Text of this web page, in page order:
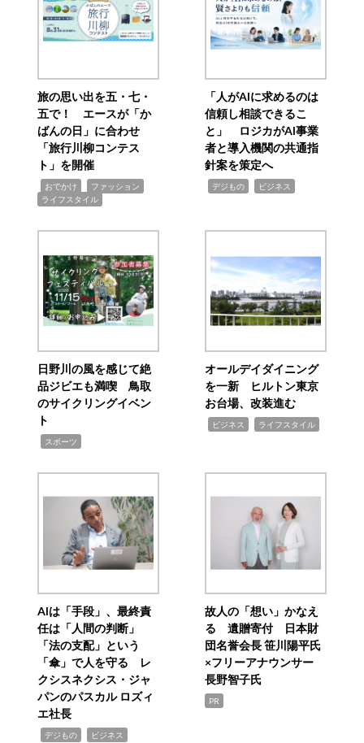
旅の思い出を五・七・
五で！ エースが「か
ばんの日」に合わせ
「旅行川柳コンテス
ト」を開催
おでかけ ファッション
ライフスタイル
「人がAIに求めるのは
信頼し相談できるこ
と」 ロジカがAI事業
者と導入機関の共通指
針案を策定へ
デジもの ビジネス
日野川の風を感じて絶
品ジビエも満喫 鳥取
のサイクリングイベン
ト
スポーツ
オールデイダイニング
を一新 ヒルトン東京
お台場、改装進む
ビジネス ライフスタイル
AIは「手段」、最終責
任は「人間の判断」
「法の支配」という
「傘」で人を守る レ
クシスネクシス・ジャ
パンのパスカル ロズィ
エ社長
デジもの ビジネス
故人の「想い」かなえ
る 遺贈寄付 日本財
団名誉会長 笹川陽平氏
×フリーアナウンサー
長野智子氏
PR